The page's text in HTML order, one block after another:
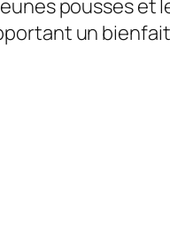
pousses
un